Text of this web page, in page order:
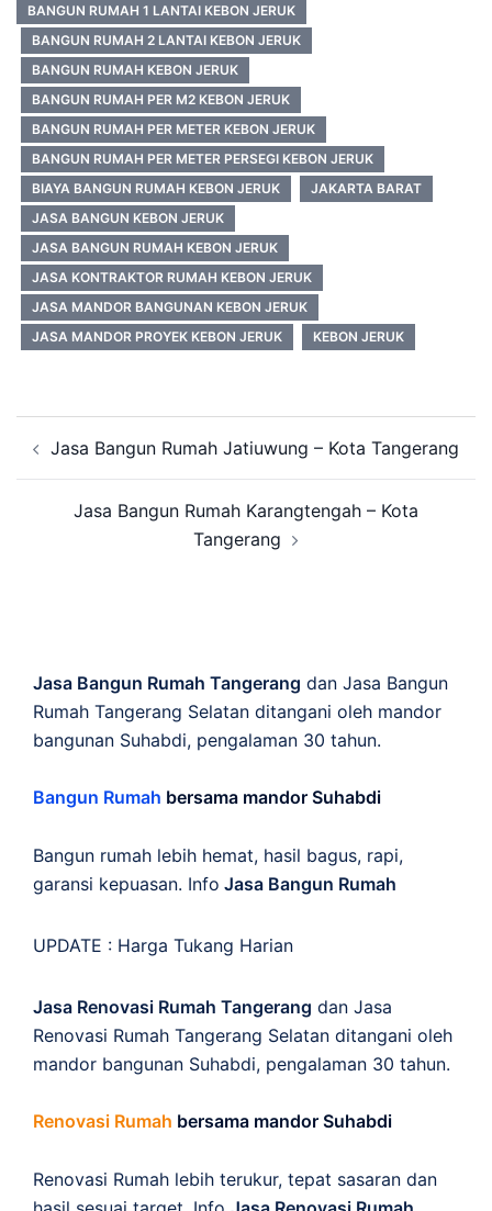
BANGUN RUMAH 1 LANTAI KEBON JERUK
BANGUN RUMAH 2 LANTAI KEBON JERUK
BANGUN RUMAH KEBON JERUK
BANGUN RUMAH PER M2 KEBON JERUK
BANGUN RUMAH PER METER KEBON JERUK
BANGUN RUMAH PER METER PERSEGI KEBON JERUK
BIAYA BANGUN RUMAH KEBON JERUK
JAKARTA BARAT
JASA BANGUN KEBON JERUK
JASA BANGUN RUMAH KEBON JERUK
JASA KONTRAKTOR RUMAH KEBON JERUK
JASA MANDOR BANGUNAN KEBON JERUK
JASA MANDOR PROYEK KEBON JERUK
KEBON JERUK
navigation
Jasa Bangun Rumah Jatiuwung – Kota Tangerang
Jasa Bangun Rumah Karangtengah – Kota
Tangerang
Jasa Bangun Rumah Tangerang dan Jasa Bangun
Rumah Tangerang Selatan ditangani oleh mandor
bangunan Suhabdi, pengalaman 30 tahun.
Bangun Rumah bersama mandor Suhabdi
Bangun rumah lebih hemat, hasil bagus, rapi,
garansi kepuasan. Info Jasa Bangun Rumah
UPDATE : Harga Tukang Harian
Jasa Renovasi Rumah Tangerang dan Jasa
Renovasi Rumah Tangerang Selatan ditangani oleh
mandor bangunan Suhabdi, pengalaman 30 tahun.
Renovasi Rumah bersama mandor Suhabdi
Renovasi Rumah lebih terukur, tepat sasaran dan